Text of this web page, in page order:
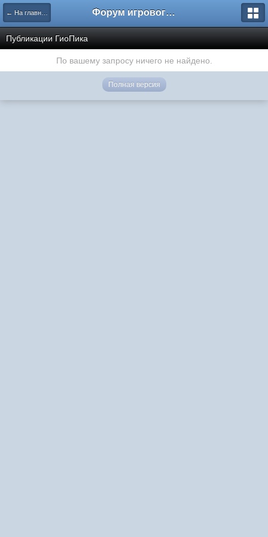
← На главную Форум игрового проекта Riverrise
Публикации ГиоПика
По вашему запросу ничего не найдено.
Полная версия